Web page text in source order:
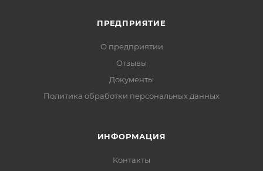
ПРЕДПРИЯТИЕ
О предприятии
Отзывы
Документы
Политика обработки персональных данных
ИНФОРМАЦИЯ
Контакты